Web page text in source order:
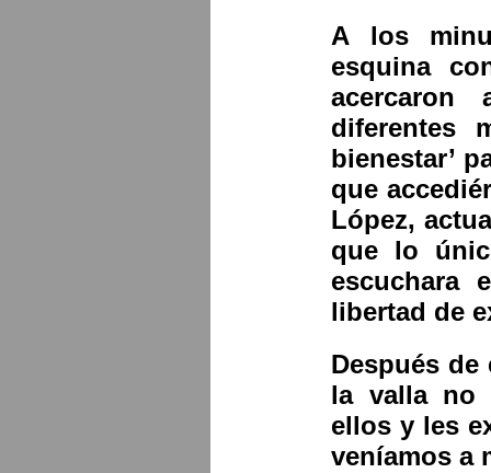
A los
esquina
diferentes
bienestar’
que
López,
que lo
escuchara
libertad de
Después
la valla no
ellos y les
veníamos a